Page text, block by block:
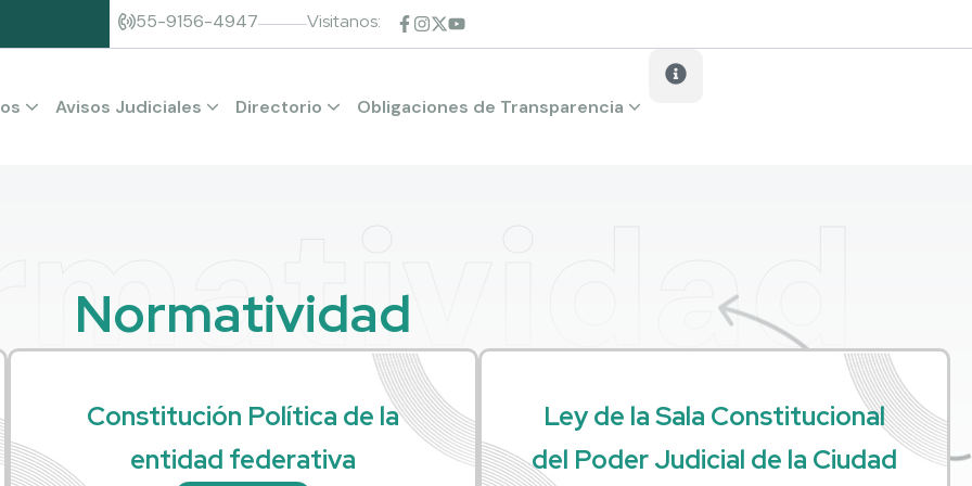
55-9156-4947 Visitanos:
Avisos Judiciales Directorio Obligaciones de Transparencia
Normatividad
Constitución Política de la
entidad federativa
Ley de la Sala Constitucional
del Poder Judicial de la Ciudad